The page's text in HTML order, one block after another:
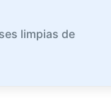
limpias de